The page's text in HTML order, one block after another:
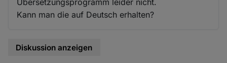
Kann man die auf Deutsch erhalten?
Diskussion anzeigen